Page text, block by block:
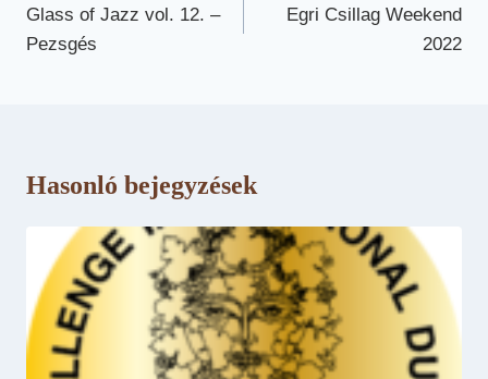
navigáció
Glass of Jazz vol. 12. –
Pezsgés
Egri Csillag Weekend
2022
Hasonló bejegyzések